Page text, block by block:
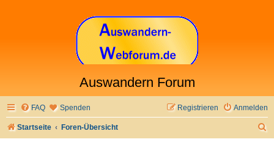
Auswandern Forum
FAQ Spenden Anmelden
Registrieren
Startseite Foren-Übersicht